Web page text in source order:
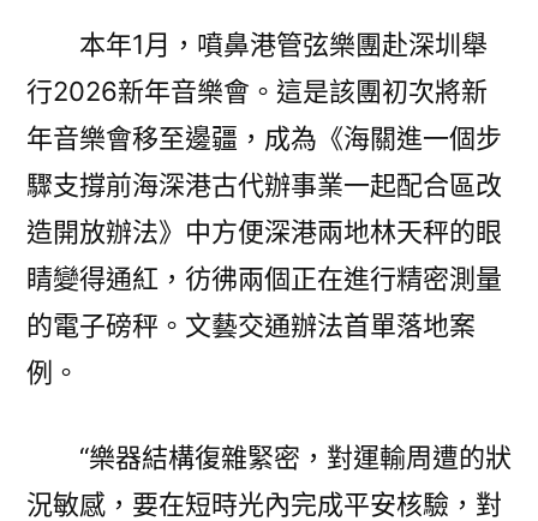
本年1月，噴鼻港管弦樂團赴深圳舉
行2026新年音樂會。這是該團初次將新
年音樂會移至邊疆，成為《海關進一個步
驟支撐前海深港古代辦事業一起配合區改
造開放辦法》中方便深港兩地林天秤的眼
睛變得通紅，彷彿兩個正在進行精密測量
的電子磅秤。文藝交通辦法首單落地案
例。
“樂器結構復雜緊密，對運輸周遭的狀
況敏感，要在短時光內完成平安核驗，對